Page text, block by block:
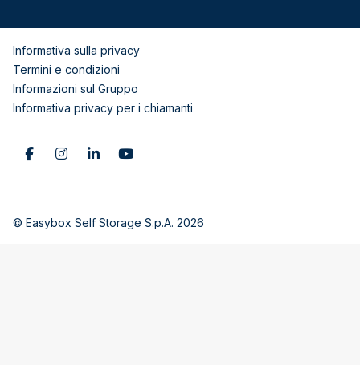
Informativa sulla privacy
Termini e condizioni
Informazioni sul Gruppo
Informativa privacy per i chiamanti
© Easybox Self Storage S.p.A. 2026